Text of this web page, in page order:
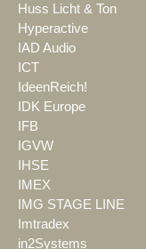
Huss Licht & Ton
Hyperactive
IAD Audio
ICT
IdeenReich!
IDK Europe
IFB
IGVW
IHSE
IMEX
IMG STAGE LINE
Imtradex
in2Systems